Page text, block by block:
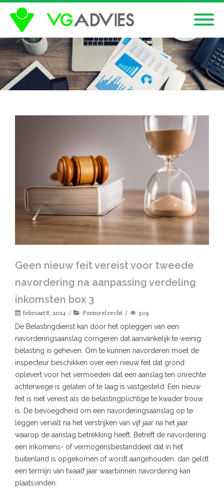
Geen nieuw feit vereist voor tweede
navordering na aanpassing verdeling
inkomsten box 3
februari 8, 2024 Formeel recht 309
De Belastingdienst kan door het opleggen van een
navorderingsaanslag corrigeren dat aanvankelijk te weinig
belasting is geheven. Om te kunnen navorderen moet de
inspecteur beschikken over een nieuw feit dat grond
oplevert voor het vermoeden dat een aanslag ten onrechte
achterwege is gelaten of te laag is vastgesteld. Een nieuw
feit is niet vereist als de belastingplichtige te kwader trouw
is. De bevoegdheid om een navorderingsaanslag op te
leggen vervalt na het verstrijken van vijf jaar na het jaar
waarop de aanslag betrekking heeft. Betreft de navordering
een inkomens- of vermogensbestanddeel dat in het
buitenland is opgekomen of wordt aangehouden, dan geldt
een termijn van twaalf jaar waarbinnen navordering kan
plaatsvinden.